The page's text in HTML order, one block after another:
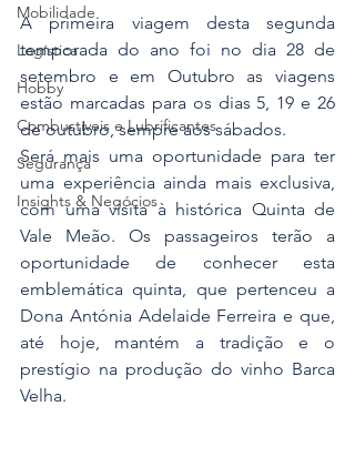
Mobilidade
Logística
Hobby
Combustíveis e Lubrificantes
Segurança
Insights & Negócios
A primeira viagem desta segunda
temporada do ano foi no dia 28 de
setembro e em Outubro as viagens
estão marcadas para os dias 5, 19 e 26
de outubro, sempre aos sábados.
Será mais uma oportunidade para ter
uma experiência ainda mais exclusiva,
com uma visita à histórica Quinta de
Vale Meão. Os passageiros terão a
oportunidade de conhecer esta
emblemática quinta, que pertenceu a
Dona Antónia Adelaide Ferreira e que,
até hoje, mantém a tradição e o
prestígio na produção do vinho Barca
Velha.